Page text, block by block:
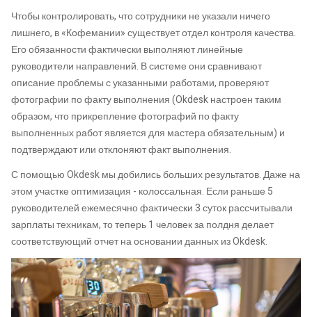
Чтобы контролировать, что сотрудники не указали ничего
лишнего, в «Кофемании» существует отдел контроля качества.
Его обязанности фактически выполняют линейные
руководители направлений. В системе они сравнивают
описание проблемы с указанными работами, проверяют
фотографии по факту выполнения (Okdesk настроен таким
образом, что прикрепление фотографий по факту
выполненных работ является для мастера обязательным) и
подтверждают или отклоняют факт выполнения.
С помощью Okdesk мы добились больших результатов. Даже на
этом участке оптимизация - колоссальная. Если раньше 5
руководителей ежемесячно фактически 3 суток рассчитывали
зарплаты техникам, то теперь 1 человек за полдня делает
соответствующий отчет на основании данных из Okdesk.